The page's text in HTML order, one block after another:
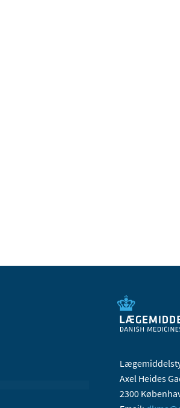
Axel Heides
2300